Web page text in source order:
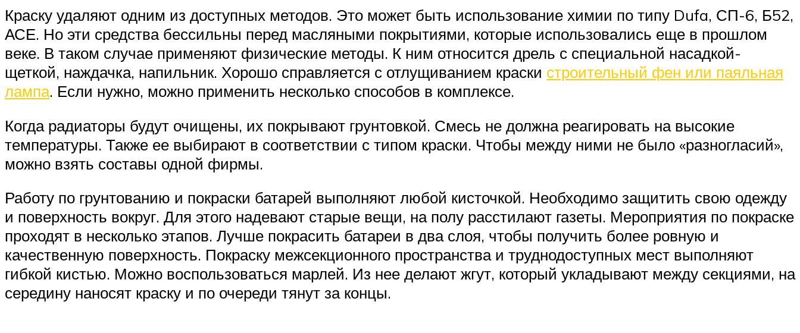
Краску удаляют одним из доступных методов. Это может быть использование химии по типу Dufa, СП-6, Б52,
АСЕ. Но эти средства бессильны перед масляными покрытиями, которые использовались еще в прошлом
веке. В таком случае применяют физические методы. К ним относится дрель с специальной насадкой-
щеткой, наждачка, напильник. Хорошо справляется с отлущиванием краски строительный фен или паяльная
лампа. Если нужно, можно применить несколько способов в комплексе.
Когда радиаторы будут очищены, их покрывают грунтовкой. Смесь не должна реагировать на высокие
температуры. Также ее выбирают в соответствии с типом краски. Чтобы между ними не было «разногласий»,
можно взять составы одной фирмы.
Работу по грунтованию и покраски батарей выполняют любой кисточкой. Необходимо защитить свою одежду
и поверхность вокруг. Для этого надевают старые вещи, на полу расстилают газеты. Мероприятия по покраске
проходят в несколько этапов. Лучше покрасить батареи в два слоя, чтобы получить более ровную и
качественную поверхность. Покраску межсекционного пространства и труднодоступных мест выполняют
гибкой кистью. Можно воспользоваться марлей. Из нее делают жгут, который укладывают между секциями, на
середину наносят краску и по очереди тянут за концы.